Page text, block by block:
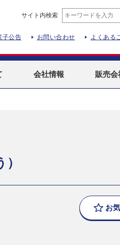
サイト内検索
子公告 お問い合わせ よくある
会社情報 販売会
お